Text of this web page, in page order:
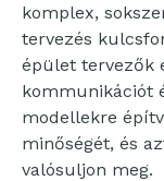
komplex,
tervezés
épület tervezők
kommunikációt
modellekre
minőségét, és
valósuljon meg.